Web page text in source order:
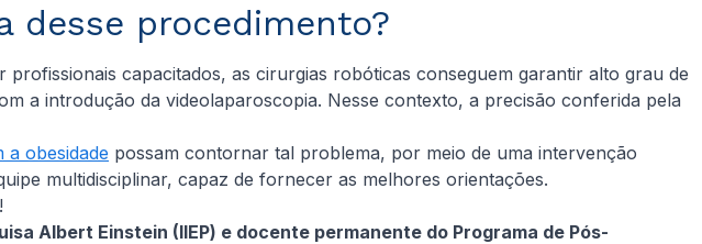
desse procedimento?
capacitados, as cirurgias robóticas conseguem garantir alto grau de
a introdução da videolaparoscopia. Nesse contexto, a precisão conferida pela
obesidade possam contornar tal problema, por meio de uma intervenção
multidisciplinar, capaz de fornecer as melhores orientações.
Albert Einstein (IIEP) e docente permanente do Programa de Pós-